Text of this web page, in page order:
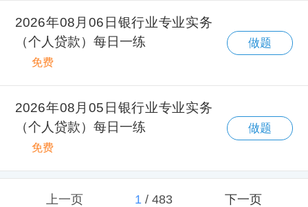
2026年08月06日银行业专业实务
（个人贷款）每日一练
免费
做题
2026年08月05日银行业专业实务
（个人贷款）每日一练
免费
做题
上一页 1/ 483 下一页